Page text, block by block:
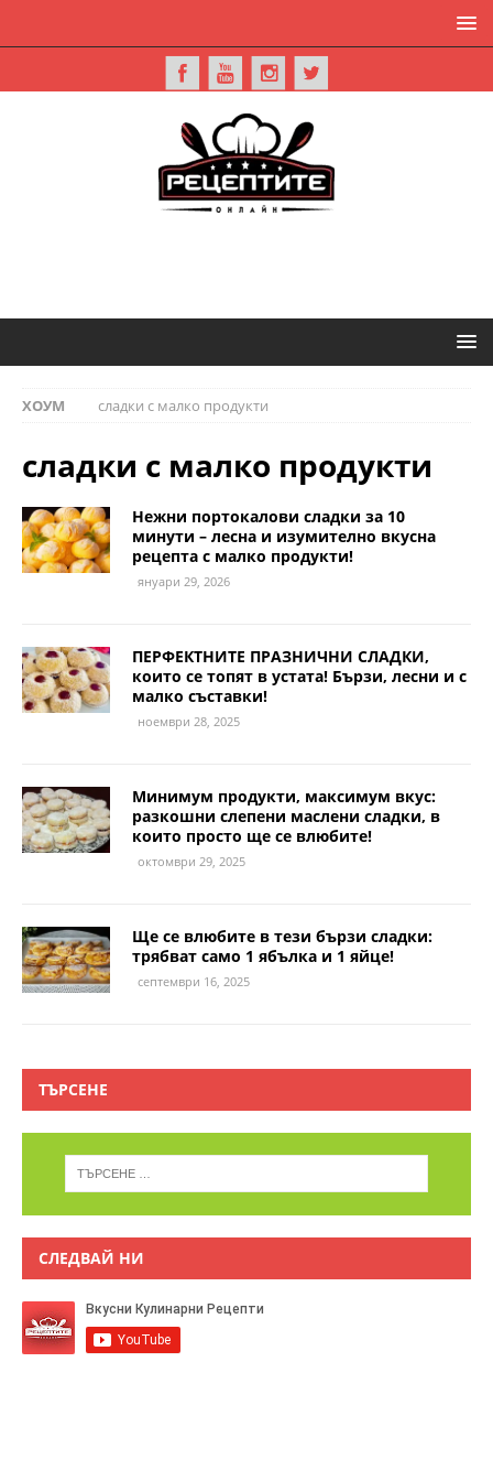
ХОУМ сладки с малко продукти
сладки с малко продукти
Нежни портокалови сладки за 10
минути – лесна и изумително вкусна
рецепта с малко продукти!
януари 29, 2026
ПЕРФЕКТНИТЕ ПРАЗНИЧНИ СЛАДКИ,
които се топят в устата! Бързи, лесни и с
малко съставки!
ноември 28, 2025
Минимум продукти, максимум вкус:
разкошни слепени маслени сладки, в
които просто ще се влюбите!
октомври 29, 2025
Ще се влюбите в тези бързи сладки:
трябват само 1 ябълка и 1 яйце!
септември 16, 2025
ТЪРСЕНЕ
СЛЕДВАЙ НИ